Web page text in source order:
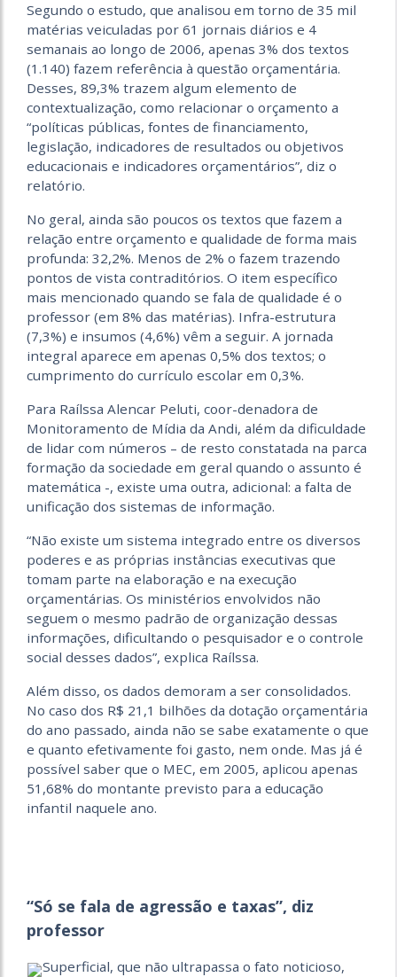
Segundo o estudo, que analisou em torno de 35 mil
matérias veiculadas por 61 jornais diários e 4
semanais ao longo de 2006, apenas 3% dos textos
(1.140) fazem referência à questão orçamentária.
Desses, 89,3% trazem algum elemento de
contextualização, como relacionar o orçamento a
“políticas públicas, fontes de financiamento,
legislação, indicadores de resultados ou objetivos
educacionais e indicadores orçamentários”, diz o
relatório.
No geral, ainda são poucos os textos que fazem a
relação entre orçamento e qualidade de forma mais
profunda: 32,2%. Menos de 2% o fazem trazendo
pontos de vista contraditórios. O item específico
mais mencionado quando se fala de qualidade é o
professor (em 8% das matérias). Infra-estrutura
(7,3%) e insumos (4,6%) vêm a seguir. A jornada
integral aparece em apenas 0,5% dos textos; o
cumprimento do currículo escolar em 0,3%.
Para Raílssa Alencar Peluti, coor-denadora de
Monitoramento de Mídia da Andi, além da dificuldade
de lidar com números – de resto constatada na parca
formação da sociedade em geral quando o assunto é
matemática -, existe uma outra, adicional: a falta de
unificação dos sistemas de informação.
“Não existe um sistema integrado entre os diversos
poderes e as próprias instâncias executivas que
tomam parte na elaboração e na execução
orçamentárias. Os ministérios envolvidos não
seguem o mesmo padrão de organização dessas
informações, dificultando o pesquisador e o controle
social desses dados”, explica Raílssa.
Além disso, os dados demoram a ser consolidados.
No caso dos R$ 21,1 bilhões da dotação orçamentária
do ano passado, ainda não se sabe exatamente o que
e quanto efetivamente foi gasto, nem onde. Mas já é
possível saber que o MEC, em 2005, aplicou apenas
51,68% do montante previsto para a educação
infantil naquele ano.
“Só se fala de agressão e taxas”, diz
professor
Superficial, que não ultrapassa o fato noticioso,